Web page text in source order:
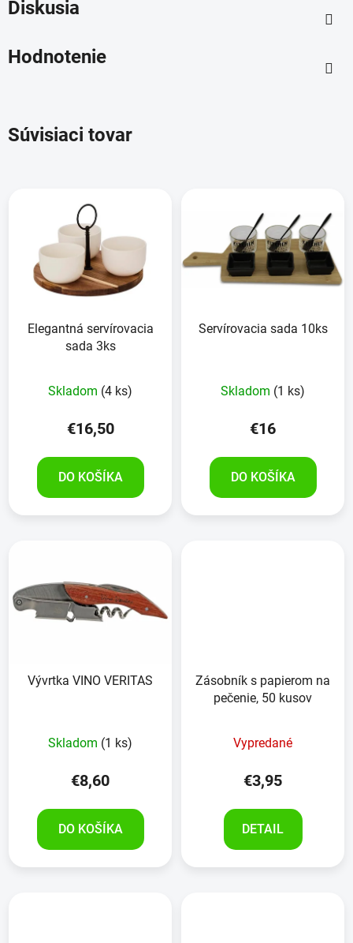
Diskusia
Hodnotenie
Súvisiaci tovar
Elegantná servírovacia
sada 3ks
Skladom (4 ks)
€16,50
DO KOŠÍKA
Servírovacia sada 10ks
Skladom (1 ks)
€16
DO KOŠÍKA
Vývrtka VINO VERITAS
Skladom (1 ks)
€8,60
DO KOŠÍKA
Zásobník s papierom na
pečenie, 50 kusov
Vypredané
€3,95
DETAIL